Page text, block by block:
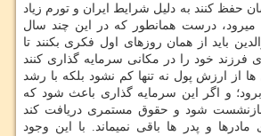
حفظ کنند به دلیل شرایط ایران و تورم زیاد
میرود، درست همانطور که در این چند سال
باید از همان روزهای اول فکری بکنند تا
فرزند خود را در مکانی سرمایه گذاری کنند
از ارزش پول نه تنها کم نشود بلکه با رشد
برود؛ و اگر این سرمایه گذاری باعث شود که
شود و حقوق مستمری دریافت کند
مادرها و پدر ها باقی نمیماند. با این وجود